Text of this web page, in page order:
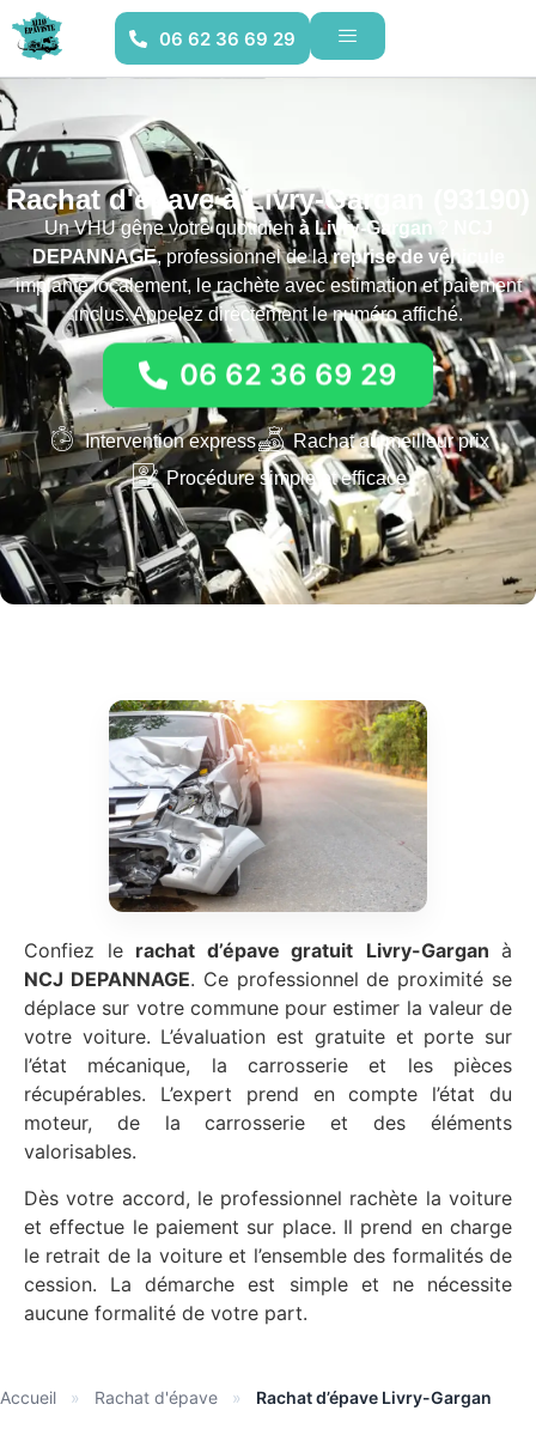
06 62 36 69 29
Rachat d'épave à Livry-Gargan (93190)
Un VHU gêne votre quotidien à Livry-Gargan
DEPANNAGE, professionnel de lareprise de véhicule
implanté localement, le rachète avec estimation et paiement
inclus. Appelez directement le numéro affiché.
06 62 36 69 29
Intervention express
Rachat au meilleur prix
Procédure simple et efficace
Confiez le rachat d’épave gratuit Livry-Gargan à
NCJ DEPANNAGE. Ce professionnel de proximité se
déplace sur votre commune pour estimer la valeur de
votre voiture. L’évaluation est gratuite et porte sur
l’état mécanique, la carrosserie et les pièces
récupérables. L’expert prend en compte l’état du
moteur, de la carrosserie et des éléments
valorisables.
Dès votre accord, le professionnel rachète la voiture
et effectue le paiement sur place. Il prend en charge
le retrait de la voiture et l’ensemble des formalités de
cession. La démarche est simple et ne nécessite
aucune formalité de votre part.
Accueil » Rachat d'épave » Rachat d’épave Livry-Gargan